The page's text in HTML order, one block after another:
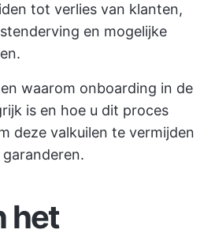
tot verlies van klanten,
en mogelijke
waarom onboarding in de
is en hoe u dit proces
deze valkuilen te vermijden
het